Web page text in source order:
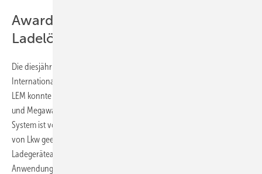
Awards der Power2Drive für neue
Ladelösungen
Die diesjährigen Awards in der Kategorie Elektromobilität haben LEM
International, Hager Energy und Tritium Power Solutions gewonnen.
LEM konnte sich mit einem Gleichstrom-Energiezähler für Schnell-
und Megawatt-Ladesysteme durchsetzen. Das Plug-and-play-fähige
System ist vor allem für die Messung von Energiemengen beim Laden
von Lkw geeignet. Das Gerät ist mit sämtlichen
Ladegerätearchitekturen kompatibel und bereits für Vehicle-to-Grid-
Anwendungen vorbereitet.